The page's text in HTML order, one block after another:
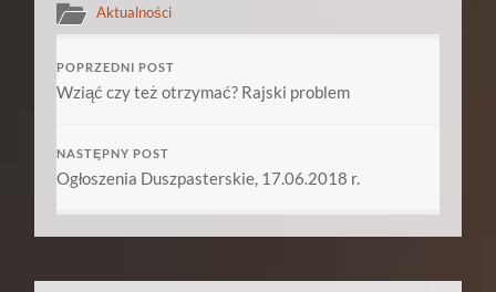
Aktualności
POPRZEDNI POST
Wziąć czy też otrzymać? Rajski problem
NASTĘPNY POST
Ogłoszenia Duszpasterskie, 17.06.2018 r.